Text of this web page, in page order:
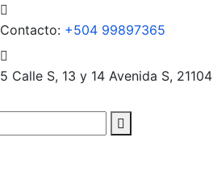
Contacto: +504 99897365
5 Calle S, 13 y 14 Avenida S, 21104